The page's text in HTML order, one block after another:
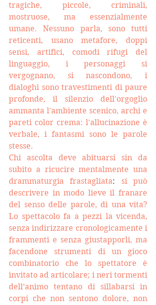
tragiche, piccole, criminali,
mostruose, ma essenzialmente
umane. Nessuno parla, sono tutti
reticenti, usano metafore, doppi
sensi, artifici, comodi rifugi del
linguaggio, i personaggi si
vergognano, si nascondono, i
dialoghi sono travestimenti di paure
profonde, il silenzio dell'orgoglio
ammanta l'ambiente scenico, archi e
pareti color crema: l'allucinazione è
verbale, i fantasmi sono le parole
stesse.
Chi ascolta deve abituarsi sin da
subito a ricucire mentalmente una
drammaturgia frastagliata: si può
descrivere in modo lieve il franare
del senso delle parole, di una vita?
Lo spettacolo fa a pezzi la vicenda,
senza indirizzare cronologicamente i
frammenti e senza giustapporli, ma
facendone strumenti di un gioco
combinatorio che lo spettatore è
invitato ad articolare; i neri tormenti
dell’animo tentano di sillabarsi in
corpi che non sentono dolore, non